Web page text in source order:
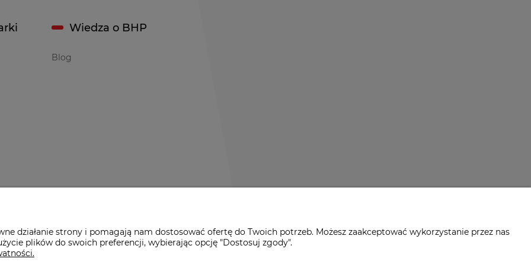
Wiedza o BHP
Blog
działanie strony i pomagają nam dostosować ofertę do Twoich potrzeb. Możesz zaakceptować wykorzystanie przez nas
plików do swoich preferencji, wybierając opcję "Dostosuj zgody".